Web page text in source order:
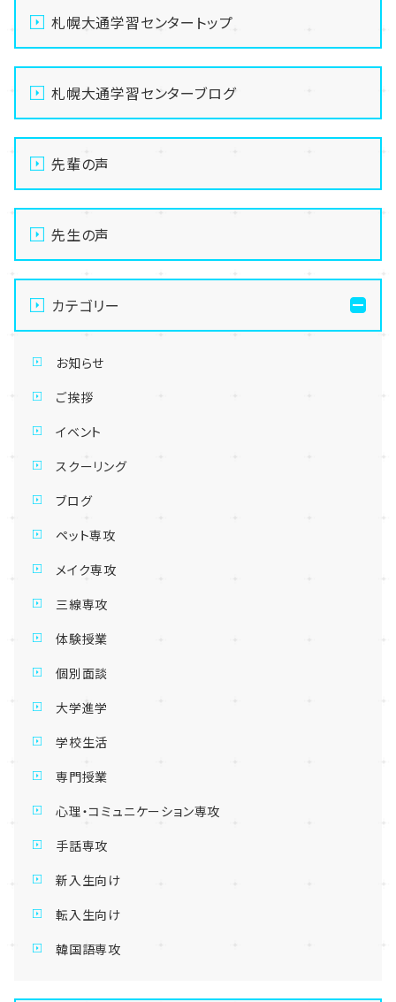
札幌大通学習センタートップ
札幌大通学習センターブログ
先輩の声
先生の声
カテゴリー
お知らせ
ご挨拶
イベント
スクーリング
ブログ
ペット専攻
メイク専攻
三線専攻
体験授業
個別面談
大学進学
学校生活
専門授業
心理・コミュニケーション専攻
手話専攻
新入生向け
転入生向け
韓国語専攻